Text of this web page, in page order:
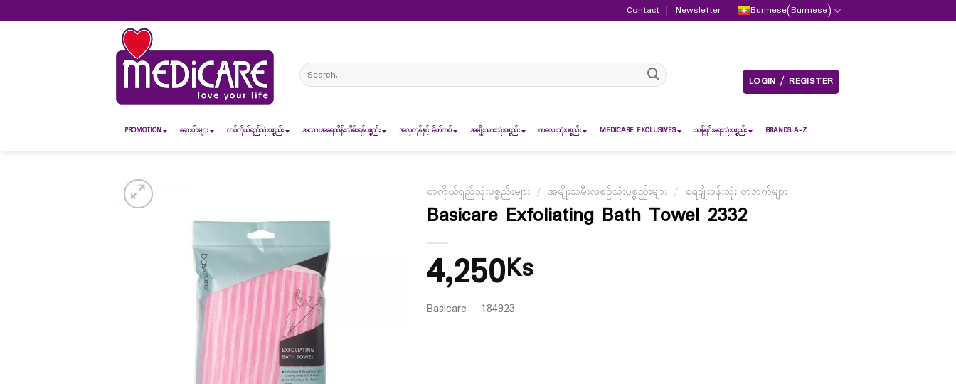
to
Contact Newsletter Burmese(Burmese)
Search
for:
LOGIN / REGISTER
PROMOTION ဆေး၀ါးများ တစ်ကိုယ်ရည်သုံးပစ္စည်း အသားအရေထိန်းသိမ်းရန်ပစ္စည်း အလှကုန်နှင့် မိတ်ကပ် အမျိုးသားသုံးပစ္စည်း ကလေးသုံးပစ္စည်း MEDICARE EXCLUSIVES သန့်ရှင်းရေးသုံးပစ္စည်း BRANDS A-Z
တကိုယ်ရည်သုံးပစ္စည်းများ / အမျိုးသမီးလစဉ်သုံးပစ္စည်းများ / ရေချိုးခန်းသုံး တဘက်များ
Basicare Exfoliating Bath Towel 2332
4,250Ks
Basicare – 184923